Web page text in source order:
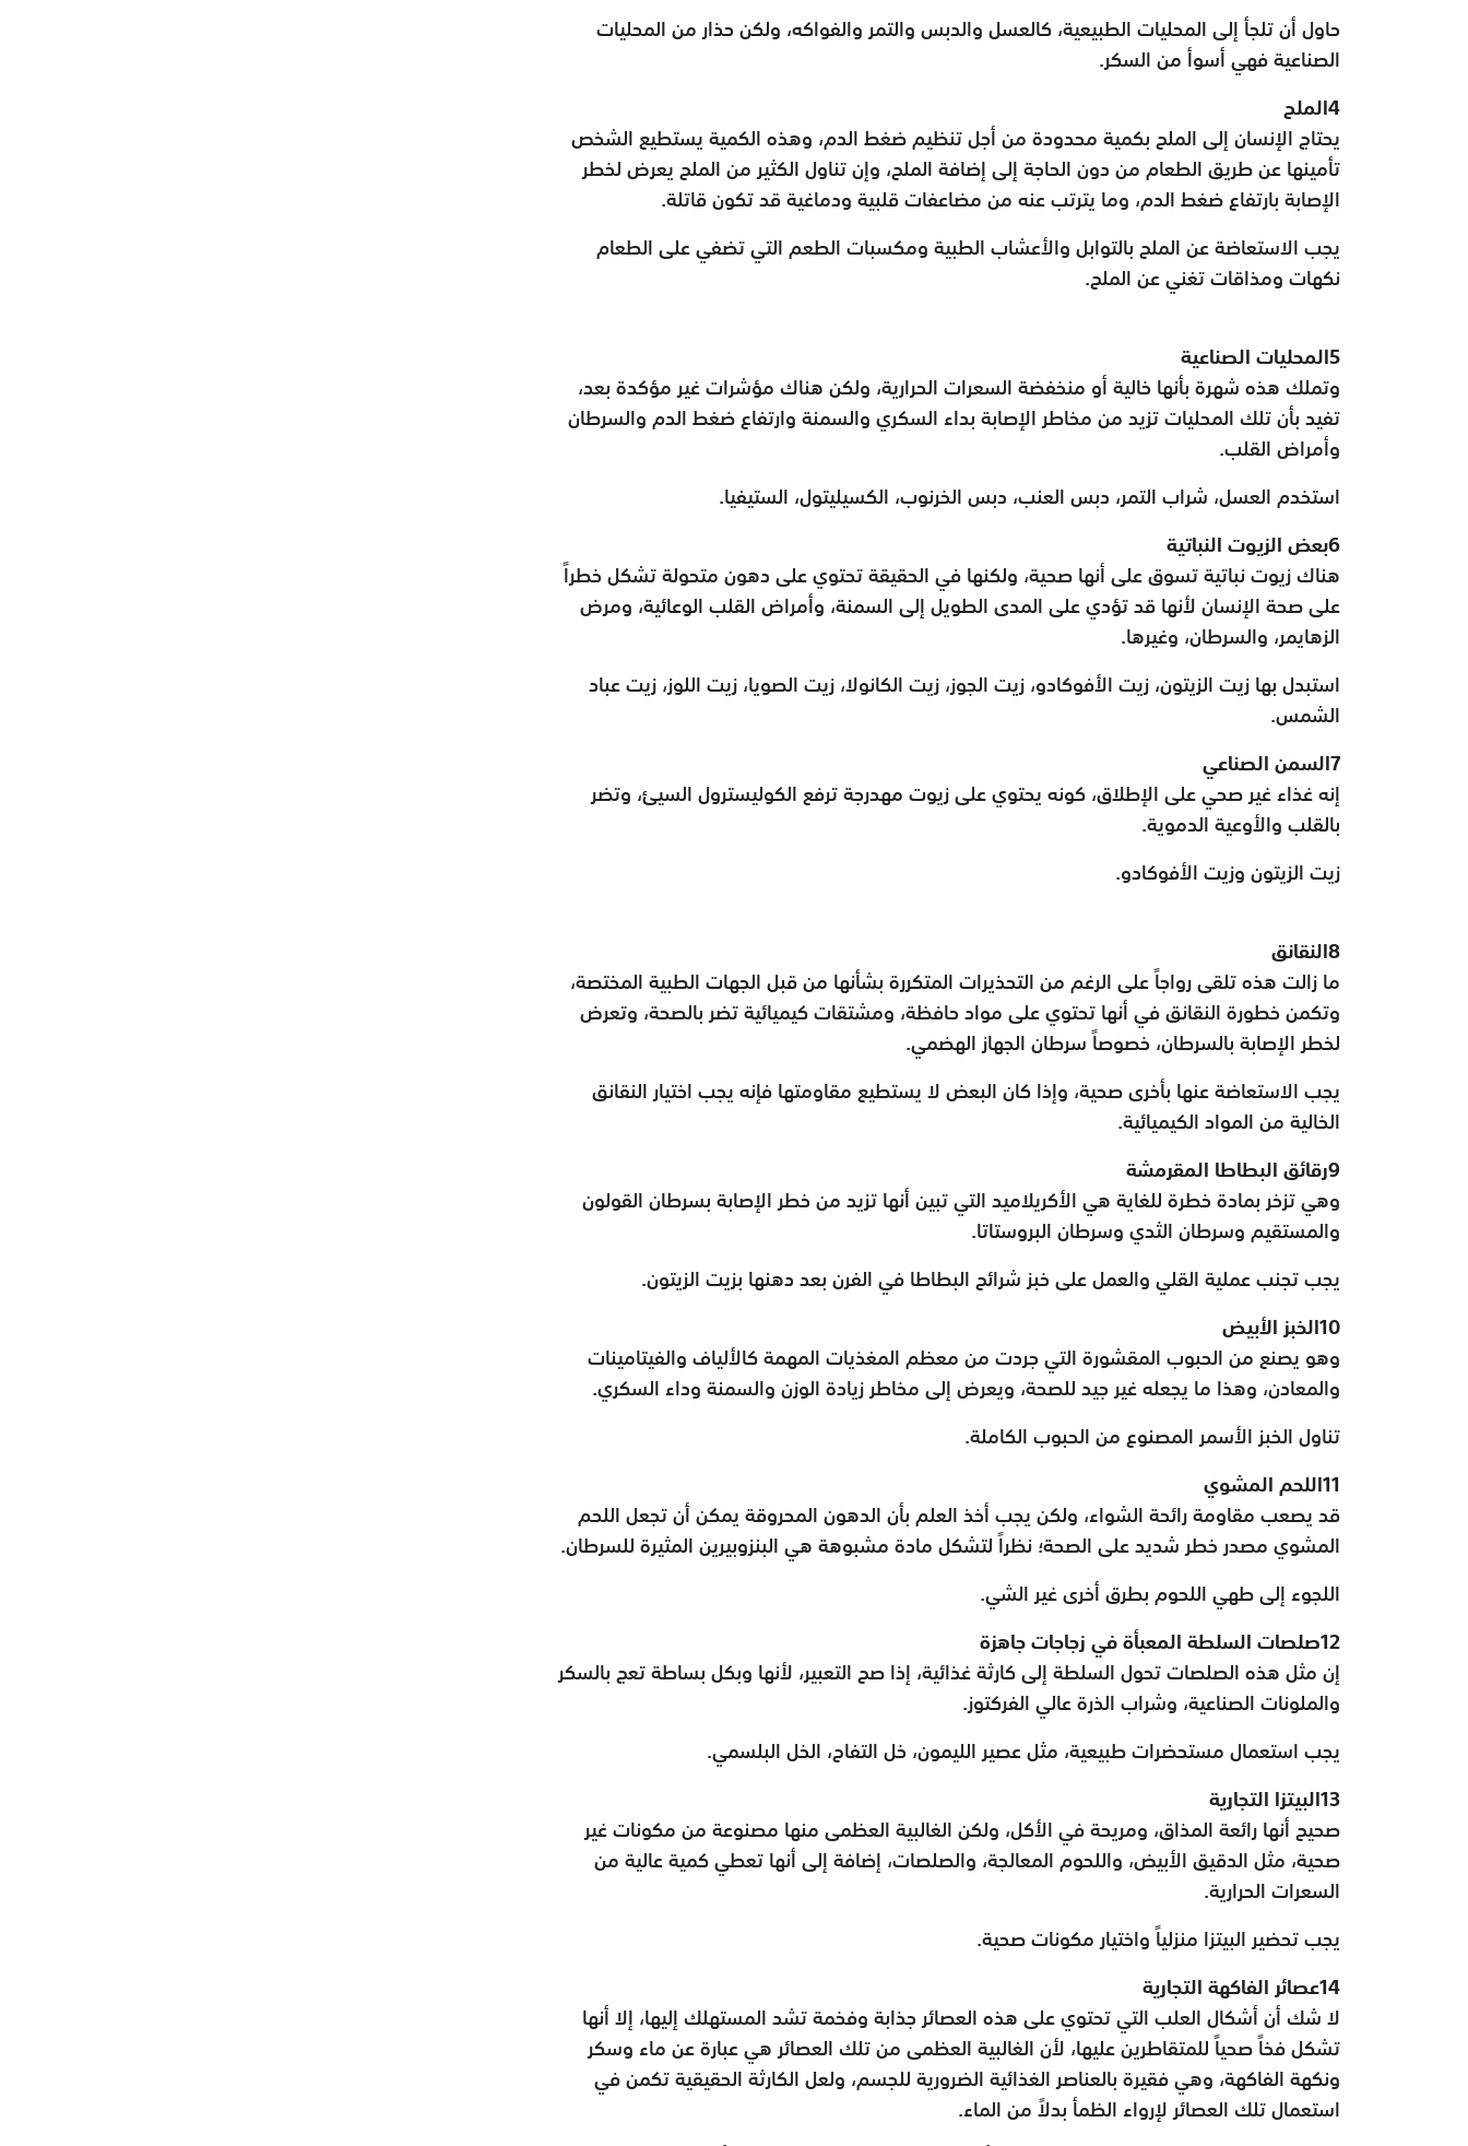
حاول أن تلجأ إلى المحليات الطبيعية، كالعسل والدبس والتمر والفواكه، ولكن حذار من المحليات
الصناعية فهي أسوأ من السكر.
4الملح
يحتاج الإنسان إلى الملح بكمية محدودة من أجل تنظيم ضغط الدم، وهذه الكمية يستطيع الشخص
تأمينها عن طريق الطعام من دون الحاجة إلى إضافة الملح، وإن تناول الكثير من الملح يعرض لخطر
الإصابة بارتفاع ضغط الدم، وما يترتب عنه من مضاعفات قلبية ودماغية قد تكون قاتلة.
يجب الاستعاضة عن الملح بالتوابل والأعشاب الطبية ومكسبات الطعم التي تضفي على الطعام
نكهات ومذاقات تغني عن الملح.
5المحليات الصناعية
وتملك هذه شهرة بأنها خالية أو منخفضة السعرات الحرارية، ولكن هناك مؤشرات غير مؤكدة بعد،
تفيد بأن تلك المحليات تزيد من مخاطر الإصابة بداء السكري والسمنة وارتفاع ضغط الدم والسرطان
وأمراض القلب.
استخدم العسل، شراب التمر، دبس العنب، دبس الخرنوب، الكسيليتول، الستيفيا.
6بعض الزيوت النباتية
هناك زيوت نباتية تسوق على أنها صحية، ولكنها في الحقيقة تحتوي على دهون متحولة تشكل خطراً
على صحة الإنسان لأنها قد تؤدي على المدى الطويل إلى السمنة، وأمراض القلب الوعائية، ومرض
الزهايمر، والسرطان، وغيرها.
استبدل بها زيت الزيتون، زيت الأفوكادو، زيت الجوز، زيت الكانولا، زيت الصويا، زيت اللوز، زيت عباد
الشمس.
7السمن الصناعي
إنه غذاء غير صحي على الإطلاق، كونه يحتوي على زيوت مهدرجة ترفع الكوليسترول السيئ، وتضر
بالقلب والأوعية الدموية.
زيت الزيتون وزيت الأفوكادو.
8النقانق
ما زالت هذه تلقى رواجاً على الرغم من التحذيرات المتكررة بشأنها من قبل الجهات الطبية المختصة،
وتكمن خطورة النقانق في أنها تحتوي على مواد حافظة، ومشتقات كيميائية تضر بالصحة، وتعرض
لخطر الإصابة بالسرطان، خصوصاً سرطان الجهاز الهضمي.
يجب الاستعاضة عنها بأخرى صحية، وإذا كان البعض لا يستطيع مقاومتها فإنه يجب اختيار النقانق
الخالية من المواد الكيميائية.
9رقائق البطاطا المقرمشة
وهي تزخر بمادة خطرة للغاية هي الأكريلاميد التي تبين أنها تزيد من خطر الإصابة بسرطان القولون
والمستقيم وسرطان الثدي وسرطان البروستاتا.
يجب تجنب عملية القلي والعمل على خبز شرائح البطاطا في الفرن بعد دهنها بزيت الزيتون.
10الخبز الأبيض
وهو يصنع من الحبوب المقشورة التي جردت من معظم المغذيات المهمة كالألياف والفيتامينات
والمعادن، وهذا ما يجعله غير جيد للصحة، ويعرض إلى مخاطر زيادة الوزن والسمنة وداء السكري.
تناول الخبز الأسمر المصنوع من الحبوب الكاملة.
11اللحم المشوي
قد يصعب مقاومة رائحة الشواء، ولكن يجب أخذ العلم بأن الدهون المحروقة يمكن أن تجعل اللحم
المشوي مصدر خطر شديد على الصحة؛ نظراً لتشكل مادة مشبوهة هي البنزوبيرين المثيرة للسرطان.
اللجوء إلى طهي اللحوم بطرق أخرى غير الشي.
12صلصات السلطة المعبأة في زجاجات جاهزة
إن مثل هذه الصلصات تحول السلطة إلى كارثة غذائية، إذا صح التعبير، لأنها وبكل بساطة تعج بالسكر
والملونات الصناعية، وشراب الذرة عالي الفركتوز.
يجب استعمال مستحضرات طبيعية، مثل عصير الليمون، خل التفاح، الخل البلسمي.
13البيتزا التجارية
صحيح أنها رائعة المذاق، ومريحة في الأكل، ولكن الغالبية العظمى منها مصنوعة من مكونات غير
صحية، مثل الدقيق الأبيض، واللحوم المعالجة، والصلصات، إضافة إلى أنها تعطي كمية عالية من
السعرات الحرارية.
يجب تحضير البيتزا منزلياً واختيار مكونات صحية.
14عصائر الفاكهة التجارية
لا شك أن أشكال العلب التي تحتوي على هذه العصائر جذابة وفخمة تشد المستهلك إليها، إلا أنها
تشكل فخاً صحياً للمتقاطرين عليها، لأن الغالبية العظمى من تلك العصائر هي عبارة عن ماء وسكر
ونكهة الفاكهة، وهي فقيرة بالعناصر الغذائية الضرورية للجسم، ولعل الكارثة الحقيقية تكمن في
استعمال تلك العصائر لإرواء الظمأ بدلاً من الماء.